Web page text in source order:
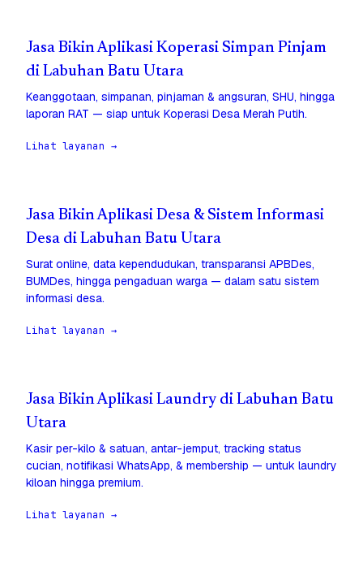
Jasa Bikin Aplikasi Koperasi Simpan Pinjam
di Labuhan Batu Utara
Keanggotaan, simpanan, pinjaman & angsuran, SHU, hingga
laporan RAT — siap untuk Koperasi Desa Merah Putih.
Lihat layanan →
Jasa Bikin Aplikasi Desa & Sistem Informasi
Desa di Labuhan Batu Utara
Surat online, data kependudukan, transparansi APBDes,
BUMDes, hingga pengaduan warga — dalam satu sistem
informasi desa.
Lihat layanan →
Jasa Bikin Aplikasi Laundry di Labuhan Batu
Utara
Kasir per-kilo & satuan, antar-jemput, tracking status
cucian, notifikasi WhatsApp, & membership — untuk laundry
kiloan hingga premium.
Lihat layanan →